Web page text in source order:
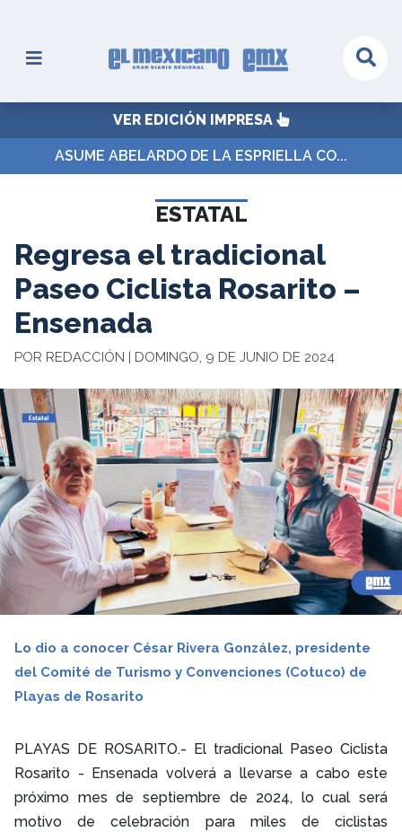
VER EDICIÓN IMPRESA
ASUME ABELARDO DE LA ESPRIELLA CO...
ESTATAL
Regresa el tradicional
Paseo Ciclista Rosarito –
Ensenada
POR REDACCIÓN | DOMINGO, 9 DE JUNIO DE 2024
Lo dio a conocer César Rivera González, presidente
del Comité de Turismo y Convenciones (Cotuco) de
Playas de Rosarito
PLAYAS DE ROSARITO.- El tradicional Paseo Ciclista
Rosarito - Ensenada volverá a llevarse a cabo este
próximo mes de septiembre de 2024, lo cual será
motivo de celebración para miles de ciclistas